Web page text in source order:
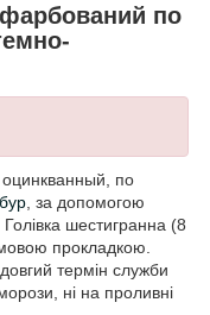
по
по
бур, за допомогою
шестигранна (8
прокладкою.
термін служби
ні на проливні